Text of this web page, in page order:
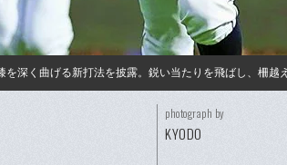
を深く曲げる新打法を披露。鋭い当たりを飛ばし、柵越
photograph by
KYODO